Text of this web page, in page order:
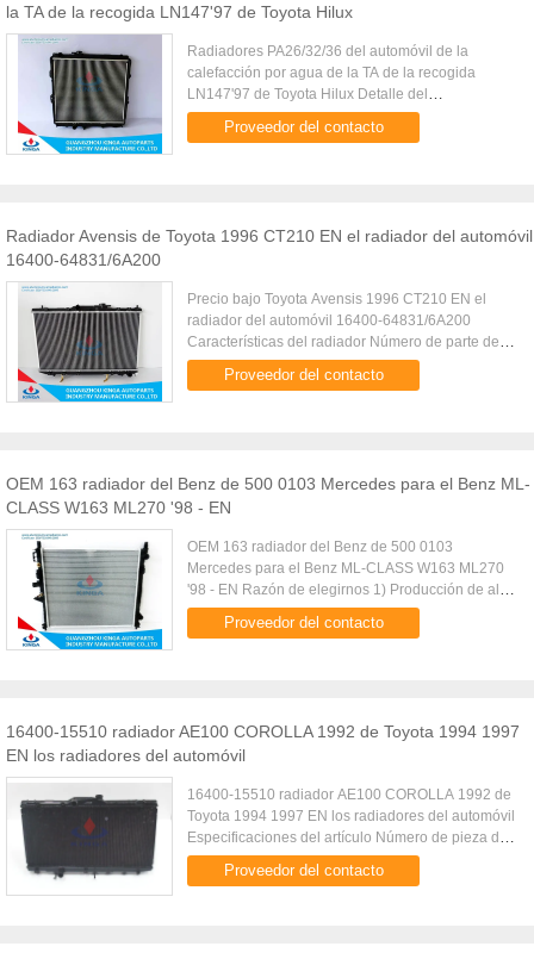
la TA de la recogida LN147'97 de Toyota Hilux
Radiadores PA26/32/36 del automóvil de la
calefacción por agua de la TA de la recogida
LN147'97 de Toyota Hilux Detalle del
radiadorNúmero de parte de la fabricaciónKJ-
12420CartypeTA de la recogida LN147'97 de ...
Proveedor del contacto
Radiador Avensis de Toyota 1996 CT210 EN el radiador del automóvil
16400-64831/6A200
Precio bajo Toyota Avensis 1996 CT210 EN el
radiador del automóvil 16400-64831/6A200
Características del radiador Número de parte de la
fabricación KJ-12129 Cartype Toyota Avensis
1996 CT210 EN Tamaño de base ...
Proveedor del contacto
OEM 163 radiador del Benz de 500 0103 Mercedes para el Benz ML-
CLASS W163 ML270 '98 - EN
OEM 163 radiador del Benz de 500 0103
Mercedes para el Benz ML-CLASS W163 ML270
'98 - EN Razón de elegirnos 1) Producción de alta
velocidad: Sobre 2000pcs por día, podemos
garantizar la capacidad de gran ...
Proveedor del contacto
16400-15510 radiador AE100 COROLLA 1992 de Toyota 1994 1997
EN los radiadores del automóvil
16400-15510 radiador AE100 COROLLA 1992 de
Toyota 1994 1997 EN los radiadores del automóvil
Especificaciones del artículo Número de pieza de
fabricante KJ-12151 DPI 1409 Refrigerador de
aceite Φ19*225 Transmisi...
Proveedor del contacto